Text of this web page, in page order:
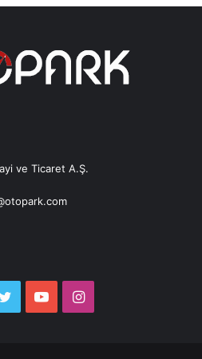
ve Ticaret A.Ş.
Twitter YouTubeInstagram